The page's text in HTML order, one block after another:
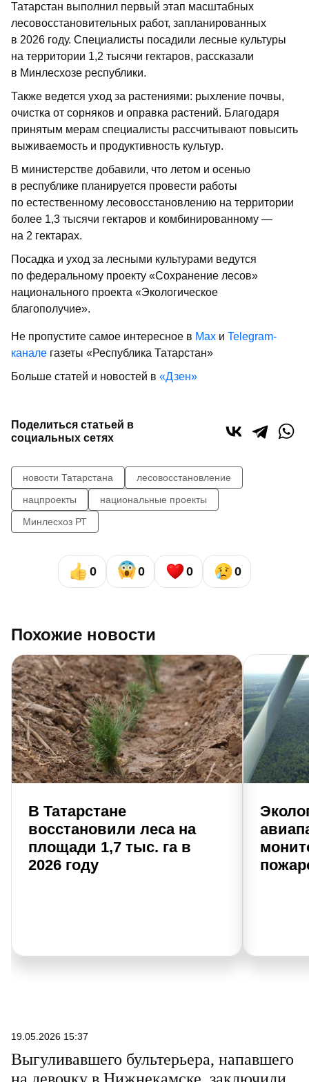
Татарстан выполнил первый этап масштабных
лесовосстановительных работ, запланированных
в 2026 году. Специалисты посадили лесные культуры
на территории 1,2 тысячи гектаров, рассказали
в Минлесхозе республики.
Также ведется уход за растениями: рыхление почвы,
очистка от сорняков и оправка растений. Благодаря
принятым мерам специалисты рассчитывают повысить
выживаемость и продуктивность культур.
В министерстве добавили, что летом и осенью
в республике планируется провести работы
по естественному лесовосстановлению на территории
более 1,3 тысячи гектаров и комбинированному —
на 2 гектарах.
Посадка и уход за лесными культурами ведутся
по федеральному проекту «Сохранение лесов»
национального проекта «Экологическое
благополучие».
Не пропустите самое интересное в Max и Telegram-
канале газеты «Республика Татарстан»
Больше статей и новостей в «Дзен»
Поделиться статьей в
социальных сетях
новости Татарстана
лесовосстановление
нацпроекты
национальные проекты
Минлесхоз РТ
0 0 0 0
Похожие новости
В Татарстане
восстановили леса на
площади 1,7 тыс. га в
2026 году
19.05.2026 15:37
Выгуливавшего бультерьера, напавшего